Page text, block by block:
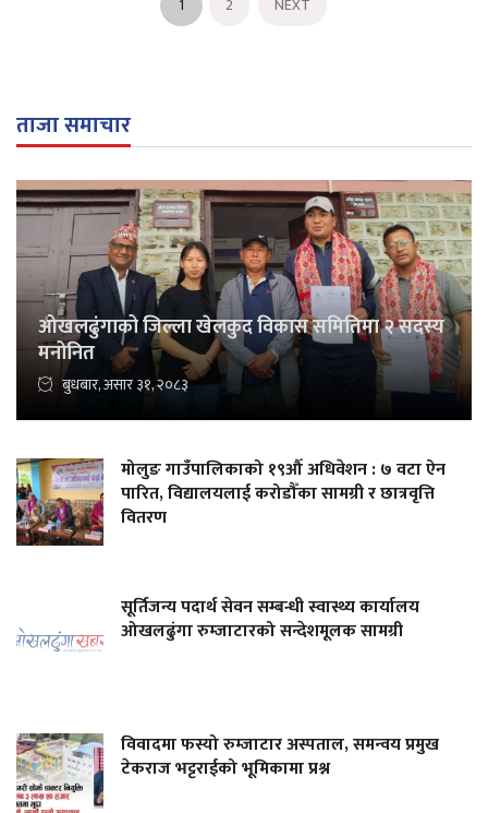
ताजा समाचार
ओखलढुंगाको जिल्ला खेलकुद विकास समितिमा २ सदस्य
मनोनित
बुधबार, असार ३१, २०८३
मोलुङ गाउँपालिकाको १९औँ अधिवेशन : ७ वटा ऐन
पारित, विद्यालयलाई करोडौँका सामग्री र छात्रवृत्ति
वितरण
सूर्तिजन्य पदार्थ सेवन सम्बन्धी स्वास्थ्य कार्यालय
ओखलढुंगा रुम्जाटारको सन्देशमूलक सामग्री
विवादमा फस्यो रुम्जाटार अस्पताल, समन्वय प्रमुख
टेकराज भट्टराईको भूमिकामा प्रश्न